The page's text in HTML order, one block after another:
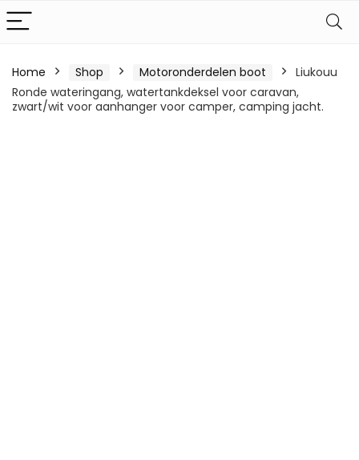
Home Shop Motoronderdelen boot
Liukouu
Ronde wateringang, watertankdeksel voor caravan,
zwart/wit voor aanhanger voor camper, camping jacht.